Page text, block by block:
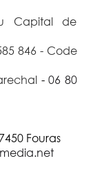
Capital de
846 - Code
- 06 80
Fouras